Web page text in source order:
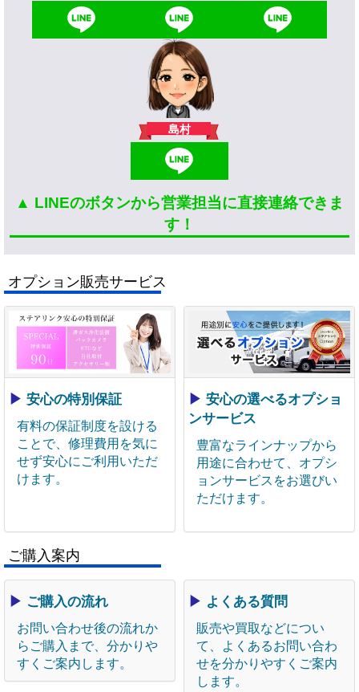
島村
▲ LINEのボタンから営業担当に直接連絡できま
す！
オプション販売サービス
▶ 安心の特別保証
有料の保証制度を設ける
ことで、修理費用を気に
せず安心にご利用いただ
けます。
▶ 安心の選べるオプショ
ンサービス
豊富なラインナップから
用途に合わせて、オプシ
ョンサービスをお選びい
ただけます。
ご購入案内
▶ ご購入の流れ
お問い合わせ後の流れか
らご購入まで、分かりや
すくご案内します。
▶ よくある質問
販売や買取などについ
て、よくあるお問い合わ
せを分かりやすくご案内
します。